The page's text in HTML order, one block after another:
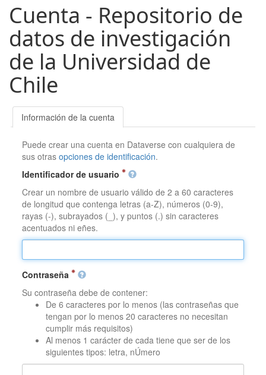
Cuenta - Repositorio de
datos de investigación
de la Universidad de
Chile
Información de la cuenta
Puede crear una cuenta en Dataverse con cualquiera de
sus otrasopciones de identificación.
Identificador de usuario
Crear un nombre de usuario válido de 2 a 60 caracteres
de longitud que contenga letras (a-Z), números (0-9),
rayas (-), subrayados (_), y puntos (.) sin caracteres
acentuados ni eñes.
Contraseña
Su contraseña debe de contener:
De 6 caracteres por lo menos (las contraseñas que
tengan por lo menos 20 caracteres no necesitan
cumplir más requisitos)
Al menos 1 carácter de cada tiene que ser de los
siguientes tipos: letra, nÚmero